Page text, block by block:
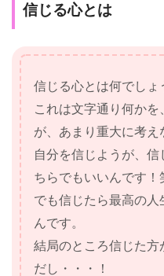
信じる心とは
信じる心とは何でしょ
これは文字通り何か
が、あまり重大に考え
自分を信じようが、
ちらでもいいんです！
でも信じたら最高の
んです。
結局のところ信じた方
だし・・・！